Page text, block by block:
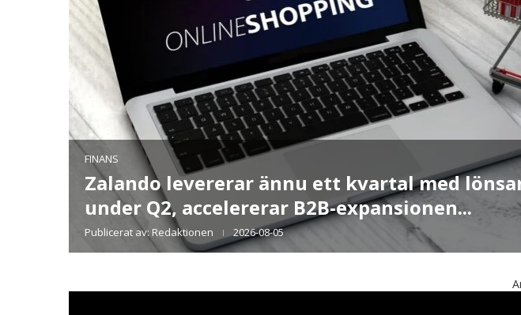
FINANS
Zalando levererar ännu ett kvartal med
under Q2, accelererar B2B-expansionen...
Publicerat av: Redaktionen 2026-08-05